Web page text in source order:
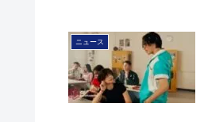
ニュース